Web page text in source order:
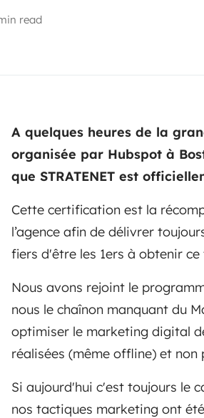
read
A quelques heures de la
organisée par Hubspot à
que STRATENET est
Cette certification est la
l’agence afin de délivrer
fiers d'être les 1ers à obtenir
Nous avons rejoint le
nous le chaînon manquant du
optimiser le marketing digital
réalisées (même offline) et non
Si aujourd'hui c'est toujours le
nos tactiques marketing ont